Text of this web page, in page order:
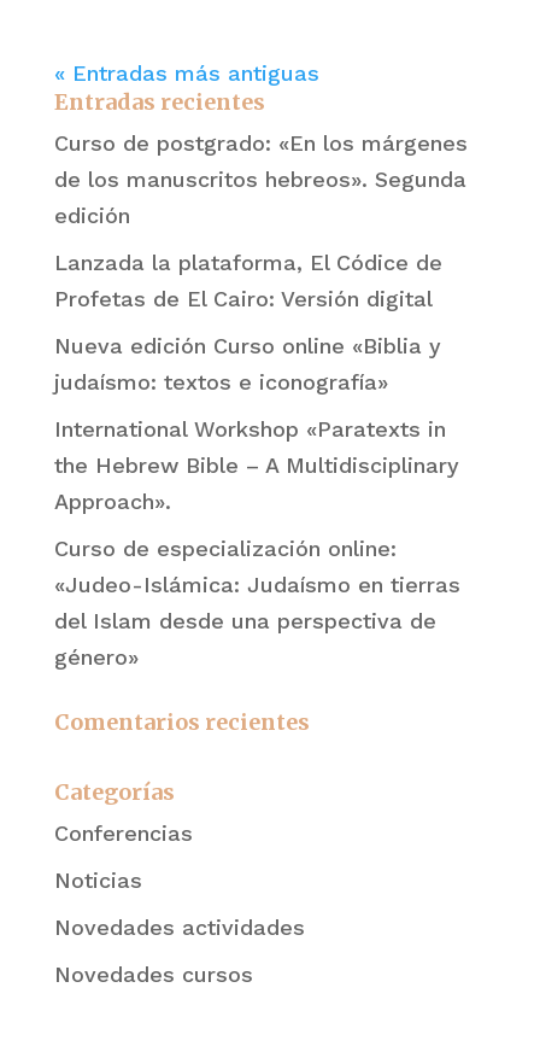
« Entradas más antiguas
Entradas recientes
Curso de postgrado: «En los márgenes
de los manuscritos hebreos». Segunda
edición
Lanzada la plataforma, El Códice de
Profetas de El Cairo: Versión digital
Nueva edición Curso online «Biblia y
judaísmo: textos e iconografía»
International Workshop «Paratexts in
the Hebrew Bible – A Multidisciplinary
Approach».
Curso de especialización online:
«Judeo-Islámica: Judaísmo en tierras
del Islam desde una perspectiva de
género»
Comentarios recientes
Categorías
Conferencias
Noticias
Novedades actividades
Novedades cursos